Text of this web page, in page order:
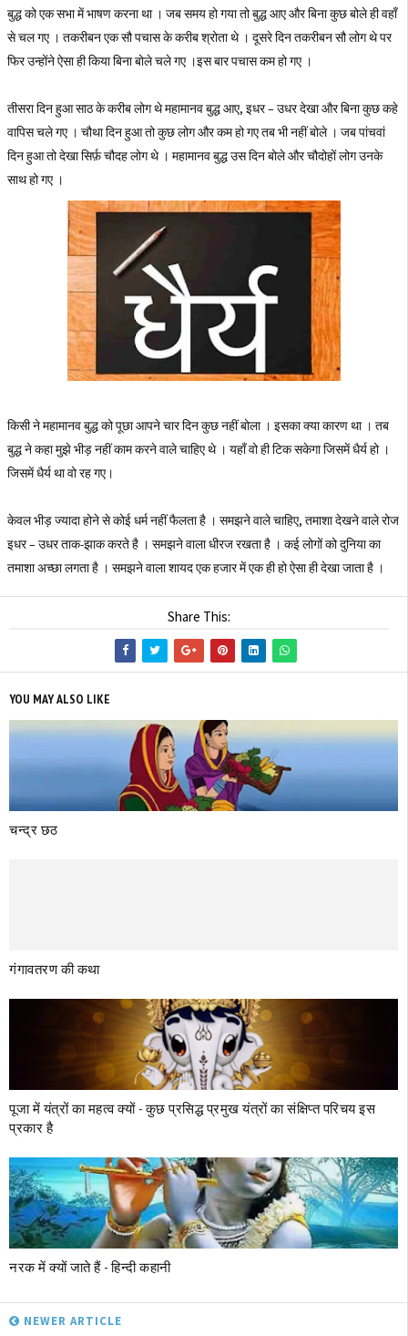
बुद्ध को एक सभा में भाषण करना था । जब समय हो गया तो बुद्ध आए और बिना कुछ बोले ही वहाँ
से चल गए । तकरीबन एक सौ पचास के करीब श्रोता थे । दूसरे दिन तकरीबन सौ लोग थे पर
फिर उन्होंने ऐसा ही किया बिना बोले चले गए ।इस बार पचास कम हो गए ।
तीसरा दिन हुआ साठ के करीब लोग थे महामानव बुद्ध आए, इधर – उधर देखा और बिना कुछ कहे
वापिस चले गए । चौथा दिन हुआ तो कुछ लोग और कम हो गए तब भी नहीं बोले । जब पांचवां
दिन हुआ तो देखा सिर्फ़ चौदह लोग थे । महामानव बुद्ध उस दिन बोले और चौदोहों लोग उनके
साथ हो गए ।
किसी ने महामानव बुद्ध को पूछा आपने चार दिन कुछ नहीं बोला । इसका क्या कारण था । तब
बुद्ध ने कहा मुझे भीड़ नहीं काम करने वाले चाहिए थे । यहाँ वो ही टिक सकेगा जिसमें धैर्य हो ।
जिसमें धैर्य था वो रह गए।
केवल भीड़ ज्यादा होने से कोई धर्म नहीं फैलता है । समझने वाले चाहिए, तमाशा देखने वाले रोज
इधर – उधर ताक-झाक करते है । समझने वाला धीरज रखता है । कई लोगों को दुनिया का
तमाशा अच्छा लगता है । समझने वाला शायद एक हजार में एक ही हो ऐसा ही देखा जाता है ।
Share This:
YOU MAY ALSO LIKE
चन्द्र छठ
गंगावतरण की कथा
पूजा में यंत्रों का महत्व क्‍यों - कुछ प्रसिद्ध प्रमुख यंत्रों का संक्षिप्त परिचय इस
प्रकार है
नरक में क्‍यों जाते हैं - हिन्दी कहानी
NEWER ARTICLE